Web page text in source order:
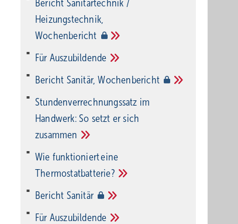
Bericht Sanitärtechnik /
Heizungstechnik,
Wochenbericht
Für Auszubildende
Bericht Sanitär,Wochenbericht
Stundenverrechnungssatz im
Handwerk: So setzt er sich
zusammen
Wie funktioniert eine
Thermostatbatterie?
Bericht Sanitär
Für Auszubildende